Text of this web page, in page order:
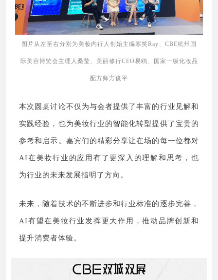
图片从左至右分别为美妆内行人创始主编寒笑Ray、CBE杭州国
际美容博览会主理人桑莹、美丽修行CEO易鸥、国家一级化妆品
配方师方俊平
本次圆桌讨论不仅为与会者提供了丰富的行业见解和
实践经验，也为美妆行业的智能化转型提供了宝贵的
参考和启示。嘉宾们的精彩分享让在场的每一位都对
AI在美妆行业的应用有了更深入的理解和思考，也
为行业的未来发展指明了方向。
未来，随着技术的不断进步和行业标准的逐步完善，
AI有望在美妆行业发挥更大作用，推动品牌创新和
提升消费者体验。